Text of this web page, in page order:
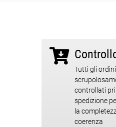
Tutti gli
controllati
spedizione
la
coerenza